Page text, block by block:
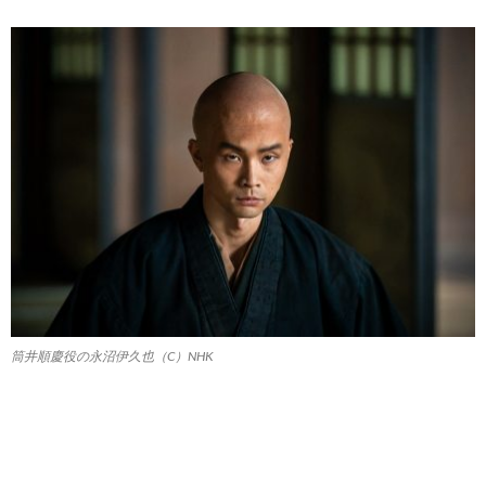
筒井順慶役の永沼伊久也（C）NHK